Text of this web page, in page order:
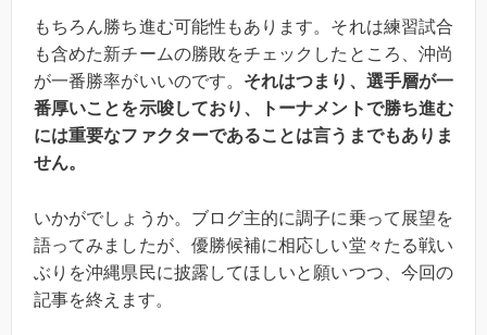
もちろん勝ち進む可能性もあります。それは練習試合
も含めた新チームの勝敗をチェックしたところ、沖尚
が一番勝率がいいのです。 それはつまり、選手層が一
番厚いことを示唆しており、トーナメントで勝ち進む
には重要なファクターであることは言うまでもありま
せん。
いかがでしょうか。ブログ主的に調子に乗って展望を
語ってみましたが、優勝候補に相応しい堂々たる戦い
ぶりを沖縄県民に披露してほしいと願いつつ、今回の
記事を終えます。